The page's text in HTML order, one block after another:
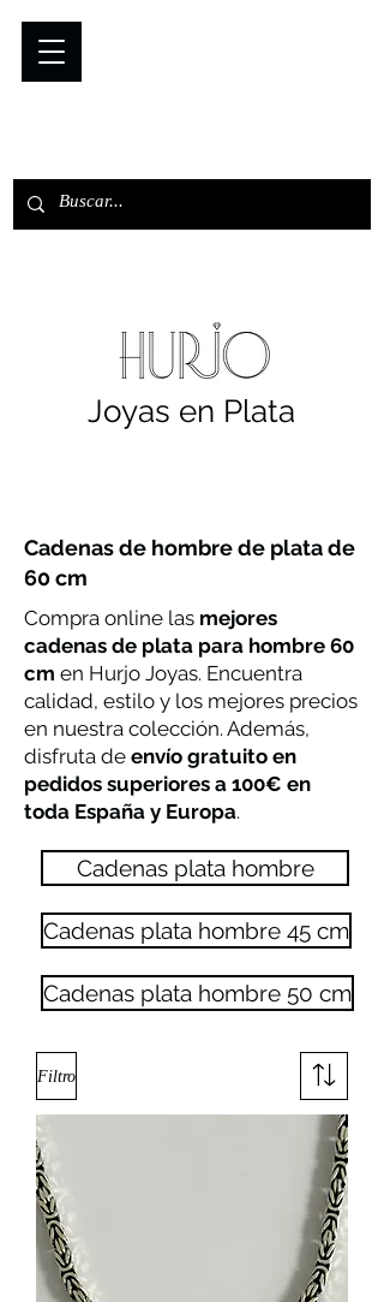
Joyas en Plata
Cadenas de hombre de plata de
60 cm
Compra online las mejores
cadenas de plata para hombre 60
cm en Hurjo Joyas. Encuentra
calidad, estilo y los mejores precios
en nuestra colección. Además,
disfruta de envío gratuito en
pedidos superiores a 100€ en
toda España y Europa.
Cadenas plata hombre
Cadenas plata hombre 45 cm
Cadenas plata hombre 50 cm
Filtro